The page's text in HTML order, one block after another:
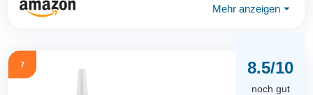
Mehr anzeigen ⏷
7 8.5/10
noch gut